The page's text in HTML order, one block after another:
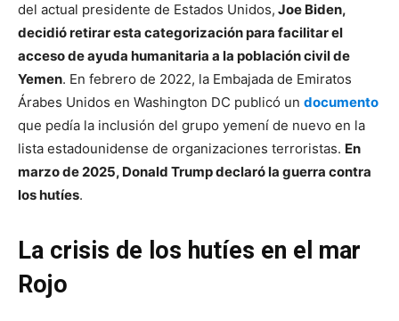
del actual presidente de Estados Unidos, Joe Biden,
decidió retirar esta categorización para facilitar el
acceso de ayuda humanitaria a la población civil de
Yemen. En febrero de 2022, la Embajada de Emiratos
Árabes Unidos en Washington DC publicó un documento
que pedía la inclusión del grupo yemení de nuevo en la
lista estadounidense de organizaciones terroristas. En
marzo de 2025, Donald Trump declaró la guerra contra
los hutíes.
La crisis de los hutíes en el mar
Rojo